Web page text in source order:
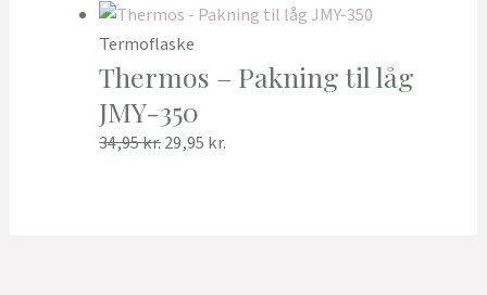
Termoflaske
Thermos – Pakning til låg
JMY-350
34,95kr.29,95 kr.